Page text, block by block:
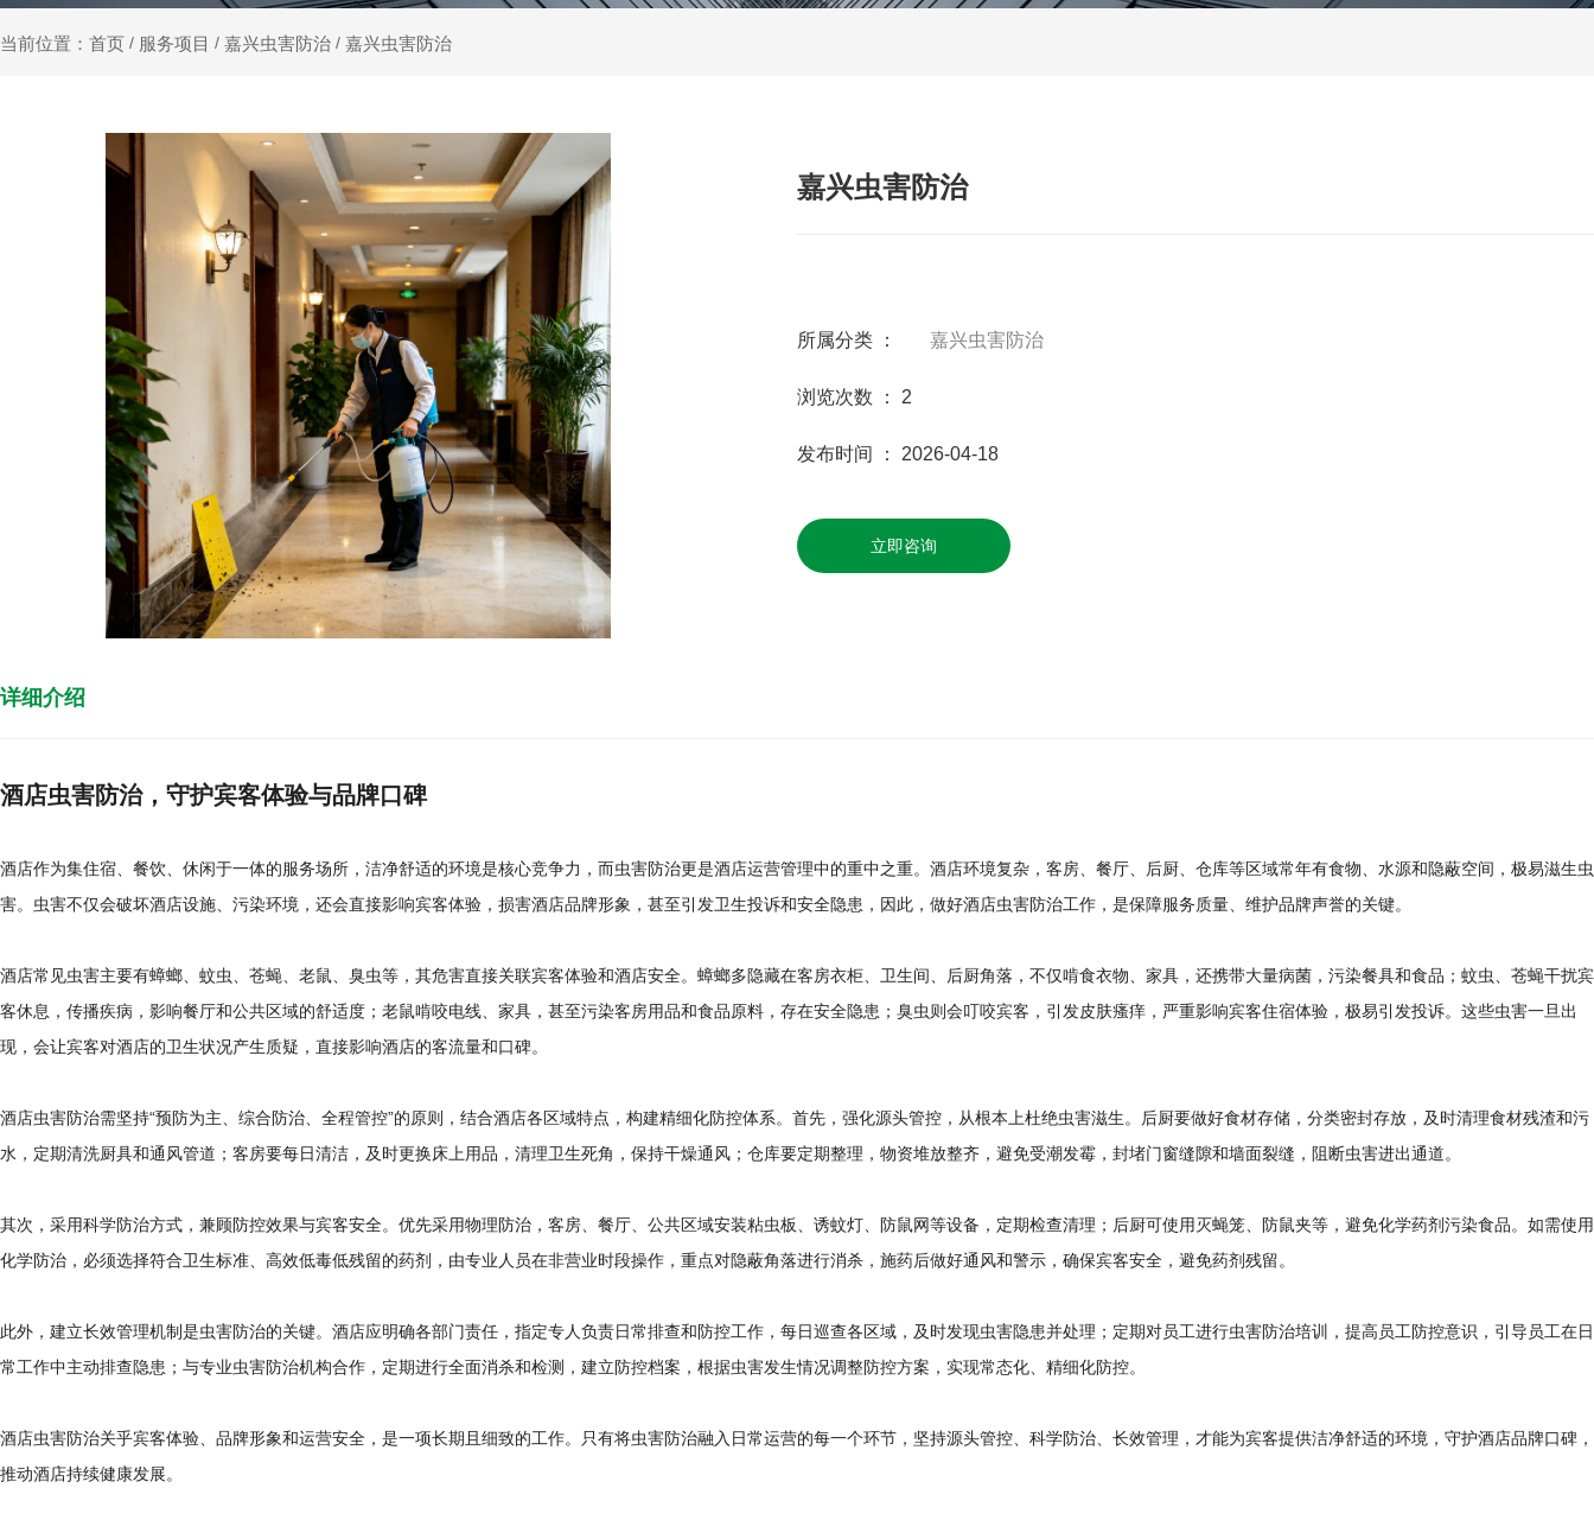
当前位置：首页 / 服务项目 / 嘉兴虫害防治 / 嘉兴虫害防治
嘉兴虫害防治
所属分类 ： 嘉兴虫害防治
浏览次数 ： 2
发布时间 ： 2026-04-18
立即咨询
详细介绍
酒店虫害防治，守护宾客体验与品牌口碑
酒店作为集住宿、餐饮、休闲于一体的服务场所，洁净舒适的环境是核心竞争力，而虫害防治更是酒店运营管理中的重中之重。酒店环境复杂，客房、餐厅、后厨、仓库等区域常年有食物、水源和隐蔽空间，极易滋生虫
害。虫害不仅会破坏酒店设施、污染环境，还会直接影响宾客体验，损害酒店品牌形象，甚至引发卫生投诉和安全隐患，因此，做好酒店虫害防治工作，是保障服务质量、维护品牌声誉的关键。
酒店常见虫害主要有蟑螂、蚊虫、苍蝇、老鼠、臭虫等，其危害直接关联宾客体验和酒店安全。蟑螂多隐藏在客房衣柜、卫生间、后厨角落，不仅啃食衣物、家具，还携带大量病菌，污染餐具和食品；蚊虫、苍蝇干扰宾
客休息，传播疾病，影响餐厅和公共区域的舒适度；老鼠啃咬电线、家具，甚至污染客房用品和食品原料，存在安全隐患；臭虫则会叮咬宾客，引发皮肤瘙痒，严重影响宾客住宿体验，极易引发投诉。这些虫害一旦出
现，会让宾客对酒店的卫生状况产生质疑，直接影响酒店的客流量和口碑。
酒店虫害防治需坚持“预防为主、综合防治、全程管控”的原则，结合酒店各区域特点，构建精细化防控体系。首先，强化源头管控，从根本上杜绝虫害滋生。后厨要做好食材存储，分类密封存放，及时清理食材残渣和污
水，定期清洗厨具和通风管道；客房要每日清洁，及时更换床上用品，清理卫生死角，保持干燥通风；仓库要定期整理，物资堆放整齐，避免受潮发霉，封堵门窗缝隙和墙面裂缝，阻断虫害进出通道。
其次，采用科学防治方式，兼顾防控效果与宾客安全。优先采用物理防治，客房、餐厅、公共区域安装粘虫板、诱蚊灯、防鼠网等设备，定期检查清理；后厨可使用灭蝇笼、防鼠夹等，避免化学药剂污染食品。如需使用
化学防治，必须选择符合卫生标准、高效低毒低残留的药剂，由专业人员在非营业时段操作，重点对隐蔽角落进行消杀，施药后做好通风和警示，确保宾客安全，避免药剂残留。
此外，建立长效管理机制是虫害防治的关键。酒店应明确各部门责任，指定专人负责日常排查和防控工作，每日巡查各区域，及时发现虫害隐患并处理；定期对员工进行虫害防治培训，提高员工防控意识，引导员工在日
常工作中主动排查隐患；与专业虫害防治机构合作，定期进行全面消杀和检测，建立防控档案，根据虫害发生情况调整防控方案，实现常态化、精细化防控。
酒店虫害防治关乎宾客体验、品牌形象和运营安全，是一项长期且细致的工作。只有将虫害防治融入日常运营的每一个环节，坚持源头管控、科学防治、长效管理，才能为宾客提供洁净舒适的环境，守护酒店品牌口碑，
推动酒店持续健康发展。